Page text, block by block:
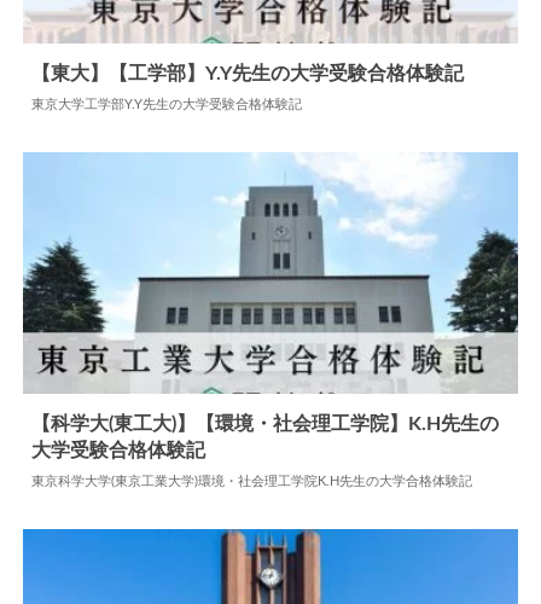
【東大】【工学部】Y.Y先生の大学受験合格体験記
東京大学工学部Y.Y先生の大学受験合格体験記
大学合格体験記 2024.07.08
【科学大(東工大)】【環境・社会理工学院】K.H先生の
大学受験合格体験記
東京科学大学(東京工業大学)環境・社会理工学院K.H先生の大学合格体験記